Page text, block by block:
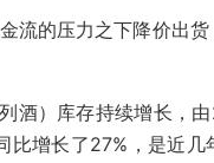
流的压力之下降价出
酒）库存持续增长，
增长了27%，是近几